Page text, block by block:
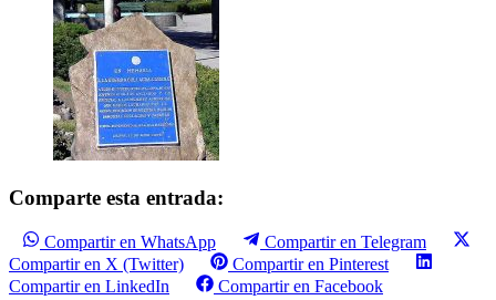
Comparte esta entrada:
Compartir en WhatsApp
Compartir en Telegram
Compartir en X (Twitter)
Compartir en Pinterest
Compartir en LinkedIn
Compartir en Facebook